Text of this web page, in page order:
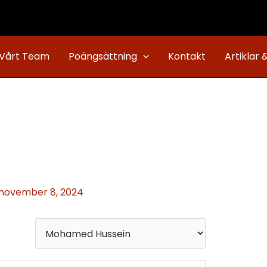
Team Poängsättning Kontakt Artiklar
8, 2024